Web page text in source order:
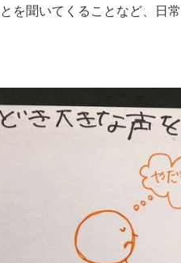
を聞いてくることなど、日